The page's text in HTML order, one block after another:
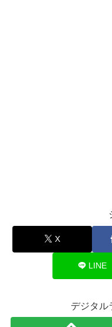
X
LINE
デジタル